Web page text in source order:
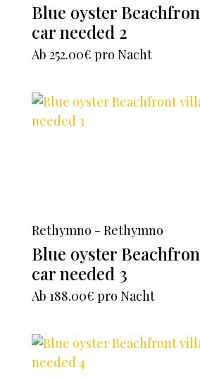
Blue oyster
car needed 2
Ab 252.00€ pro Nacht
Rethymno - Rethymno
Blue oyster
car needed 3
Ab 188.00€ pro Nacht